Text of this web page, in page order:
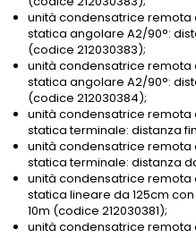
unità condensatrice
statica angolare A2/90°:
(codice 212030383);
unità condensatrice
statica angolare A2/90°:
(codice 212030384);
unità condensatrice
statica terminale: distanza
unità condensatrice
statica terminale: distanza
unità condensatrice
statica lineare da 125cm
10m (codice 212030381);
unità condensatrice